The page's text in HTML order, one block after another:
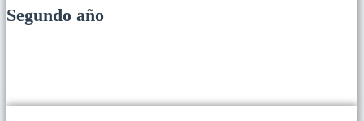
Segundo año